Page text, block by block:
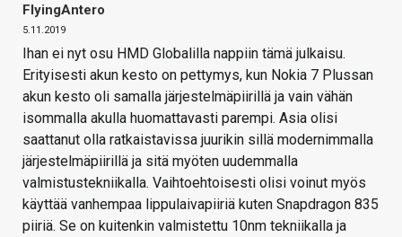
FlyingAntero
5.11.2019
Ihan ei nyt osu HMD Globalilla nappiin tämä julkaisu.
Erityisesti akun kesto on pettymys, kun Nokia 7 Plussan
akun kesto oli samalla järjestelmäpiirillä ja vain vähän
isommalla akulla huomattavasti parempi. Asia olisi
saattanut olla ratkaistavissa juurikin sillä modernimmalla
järjestelmäpiirillä ja sitä myöten uudemmalla
valmistustekniikalla. Vaihtoehtoisesti olisi voinut myös
käyttää vanhempaa lippulaivapiiriä kuten Snapdragon 835
piiriä. Se on kuitenkin valmistettu 10nm tekniikalla ja